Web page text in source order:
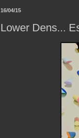
16/04/15
Lower Dens...